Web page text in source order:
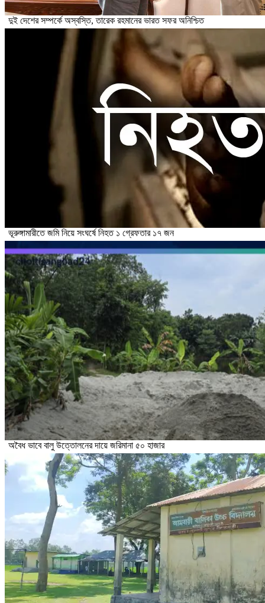
দুই দেশের সম্পর্কে অস্বস্তি, তারেক রহমানের ভারত সফর অনিশ্চিত
ভূরুঙ্গামারীতে জমি নিয়ে সংঘর্ষে নিহত ১ গ্রেফতার ১৭ জন
অবৈধ ভাবে বালু উত্তোলনের দায়ে জরিমানা ৫০ হাজার